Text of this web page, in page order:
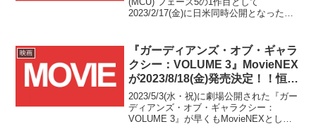
2023/2/17(金)に日米同時公開となった
回もネタバレを避けながら、簡単に感想
を書き連ねて行きたいと思います。
映画
『ガーディアンズ・オブ・ギャラ
クシー：VOLUME 3』MovieNEX
が2023/8/18(金)発売決定！！恒例
のAmazon限定版も予約受付開
始！！
2023/5/3(水・祝)に劇場公開された『ガー
ディアンズ・オブ・ギャラクシー：
VOLUME 3』が早くもMovieNEXとして